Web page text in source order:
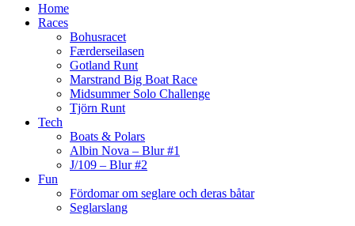
Home
Races
Bohusracet
Færderseilasen
Gotland Runt
Marstrand Big Boat Race
Midsummer Solo Challenge
Tjörn Runt
Tech
Boats & Polars
Albin Nova – Blur #1
J/109 – Blur #2
Fun
Fördomar om seglare och deras båtar
Seglarslang